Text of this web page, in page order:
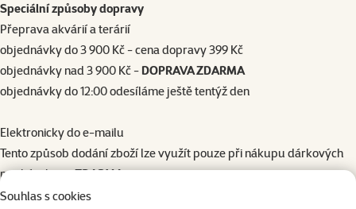
Souhlas s cookies
Speciální způsoby dopravy
Přeprava akvárií a terárií
objednávky do 3 900 Kč - cena dopravy 399 Kč
objednávky nad 3 900 Kč - DOPRAVA ZDARMA
objednávky do 12:00 odesíláme ještě tentýž den
Elektronicky do e-mailu
Tento způsob dodání zboží lze využít pouze při nákupu dárkových
poukázek a jeZDARMA
Platba